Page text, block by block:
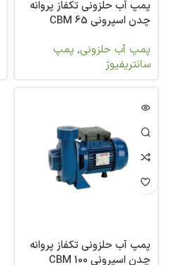
پمپ آب حلزونی تکفاز پروانه
چدن اسپرونی CBM 65
پمپ آب حلزونی, پمپ
سانتریفیوژ
پمپ آب حلزونی تکفاز پروانه
چدن اسپرونی CBM 100